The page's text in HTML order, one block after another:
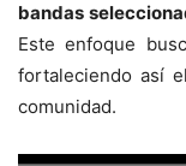
bandas
Este enfoque
fortaleciendo así
comunidad.